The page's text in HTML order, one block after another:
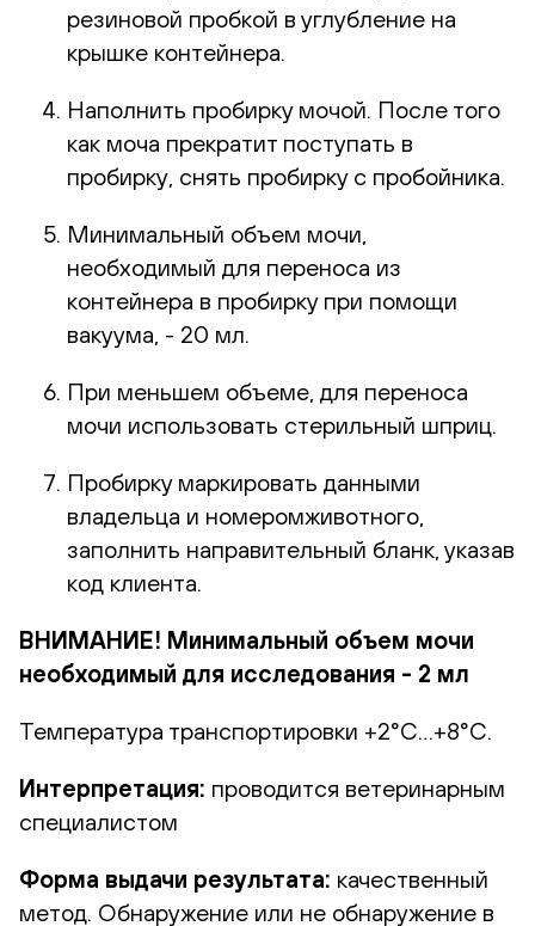
резиновой пробкой в углубление на
крышке контейнера.
Наполнить пробирку мочой. После того
как моча прекратит поступать в
пробирку, снять пробирку с пробойника.
Минимальный объем мочи,
необходимый для переноса из
контейнера в пробирку при помощи
вакуума, - 20 мл.
При меньшем объеме, для переноса
мочи использовать стерильный шприц.
Пробирку маркировать данными
владельца и номеромживотного,
заполнить направительный бланк, указав
код клиента.
ВНИМАНИЕ! Минимальный объем мочи
необходимый для исследования - 2 мл
Температура транспортировки +2°С…+8°С.
Интерпретация: проводится ветеринарным
специалистом
Форма выдачи результата: качественный
метод. Обнаружение или не обнаружение в